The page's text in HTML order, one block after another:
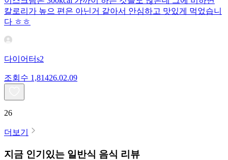
칼로리가 높으 편은 아닌거 같아서 안심하고 맛있게 먹었습니
다 ㅎㅎ
다이어터s2
조회수 1,81426.02.09
26
더보기
지금 인기있는 일반식 음식 리뷰